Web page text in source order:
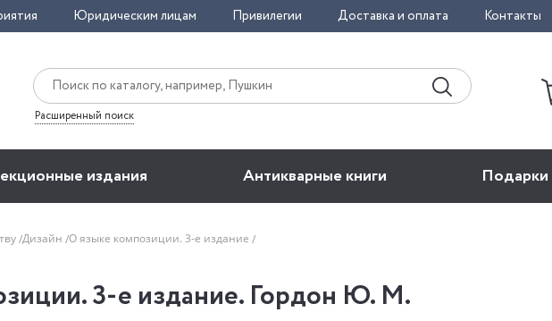
Юридическим лицам Привилегии Доставка и оплата Контакты
Расширенный поиск
издания Антикварные книги Подарки
Дизайн О языке композиции. 3-е издание
3-е издание. Гордон Ю. М.